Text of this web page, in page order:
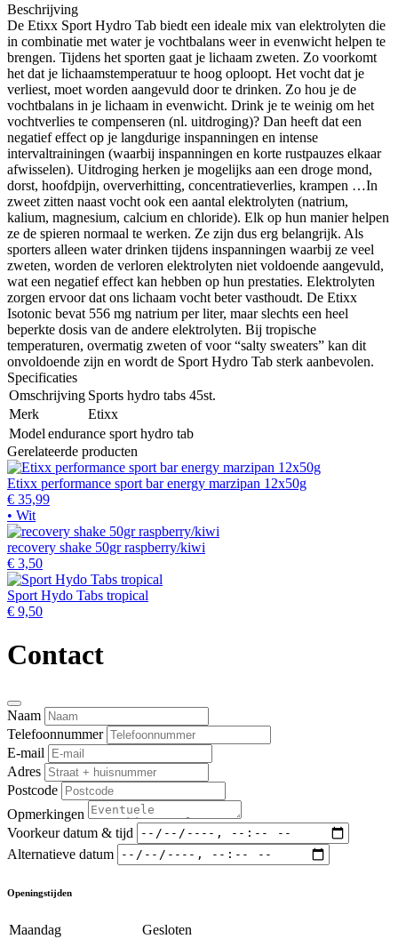
Beschrijving
De Etixx Sport Hydro Tab biedt een ideale mix van elektrolyten die
in combinatie met water je vochtbalans weer in evenwicht helpen te
brengen. Tijdens het sporten gaat je lichaam zweten. Zo voorkomt
het dat je lichaamstemperatuur te hoog oploopt. Het vocht dat je
verliest, moet worden aangevuld door te drinken. Zo hou je de
vochtbalans in je lichaam in evenwicht. Drink je te weinig om het
vochtverlies te compenseren (nl. uitdroging)? Dan heeft dat een
negatief effect op je langdurige inspanningen en intense
intervaltrainingen (waarbij inspanningen en korte rustpauzes elkaar
afwisselen). Uitdroging herken je mogelijks aan een droge mond,
dorst, hoofdpijn, oververhitting, concentratieverlies, krampen …In
zweet zitten naast vocht ook een aantal elektrolyten (natrium,
kalium, magnesium, calcium en chloride). Elk op hun manier helpen
ze de spieren normaal te werken. Ze zijn dus erg belangrijk. Als
sporters alleen water drinken tijdens inspanningen waarbij ze veel
zweten, worden de verloren elektrolyten niet voldoende aangevuld,
wat een negatief effect kan hebben op hun prestaties. Elektrolyten
zorgen ervoor dat ons lichaam vocht beter vasthoudt. De Etixx
Isotonic bevat 556 mg natrium per liter, maar slechts een heel
beperkte dosis van de andere elektrolyten. Bij tropische
temperaturen, overmatig zweten of voor “salty sweaters” kan dit
onvoldoende zijn en wordt de Sport Hydro Tab sterk aanbevolen.
Specificaties
Omschrijving Sports hydro tabs 45st.
Merk
Etixx
Model endurance sport hydro tab
Gerelateerde producten
Etixx performance sport bar energy marzipan 12x50g
€ 35,99
• Wit
recovery shake 50gr raspberry/kiwi
€ 3,50
Sport Hydo Tabs tropical
€ 9,50
Contact
Naam
Telefoonnummer
E-mail
Adres
Postcode
Opmerkingen
Voorkeur datum & tijd
Alternatieve datum
Openingstijden
Maandag
Gesloten